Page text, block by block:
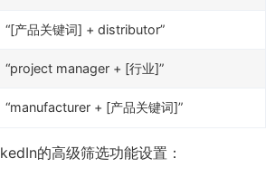
“[产品关键词] + distributor”
“project manager + [行业]”
“manufacturer + [产品关键词]”
的高级筛选功能设置：